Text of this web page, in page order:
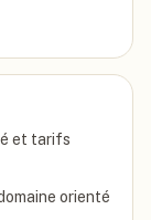
et tarifs
orienté